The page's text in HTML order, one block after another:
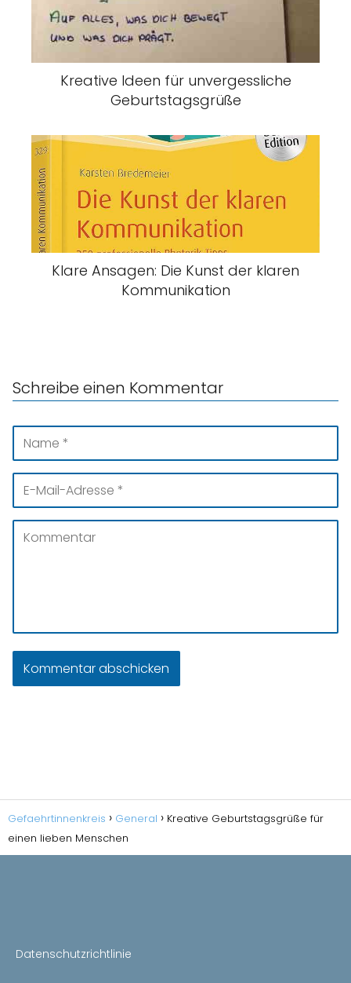
Kreative Ideen für unvergessliche
Geburtstagsgrüße
Klare Ansagen: Die Kunst der klaren
Kommunikation
Schreibe einen Kommentar
Gefaehrtinnenkreis General
Kreative Geburtstagsgrüße für
einen lieben Menschen
Datenschutzrichtlinie